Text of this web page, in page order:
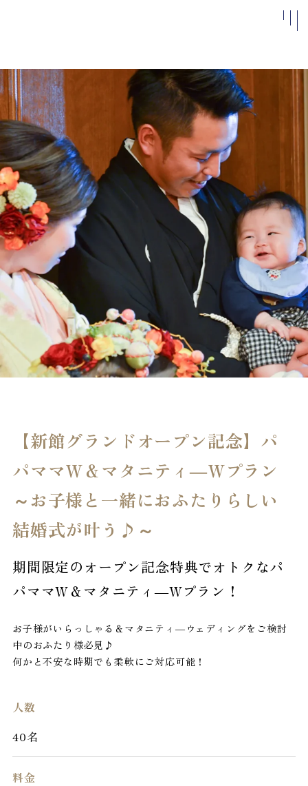
私たちについて
施設案内
よくある
質問
アクセス
お知らせ
ベストレ
ート保証
結婚式
ブライダルフェア
プラン
お申込み
お問い合わせ
プライバシーポリシ
【新館グランドオープン記念】パ
パママＷ＆マタニティ―Ｗプラン
～お子様と一緒におふたりらしい
結婚式が叶う♪～
期間限定のオープン記念特典でオトクなパ
パママW＆マタニティ―Wプラン！
お子様がいらっしゃる＆マタニティ―ウェディングをご検討
中のおふたり様必見♪
何かと不安な時期でも柔軟にご対応可能！
人数
40名
料金